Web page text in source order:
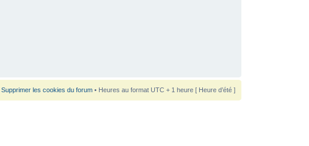
Supprimer les cookies du forum• Heures au format UTC + 1 heure [ Heure d’été ]